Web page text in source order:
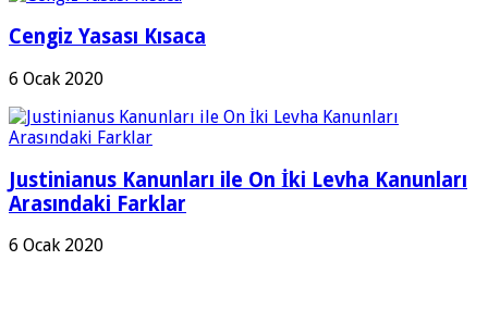
Cengiz Yasası Kısaca
6 Ocak 2020
Justinianus Kanunları ile On İki Levha Kanunları
Arasındaki Farklar
6 Ocak 2020